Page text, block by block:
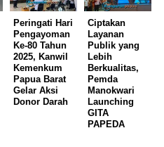
Peringati Hari
Pengayoman
Ke-80 Tahun
2025, Kanwil
Kemenkum
Papua Barat
Gelar Aksi
Donor Darah
Ciptakan
Layanan
Publik yang
Lebih
Berkualitas,
Pemda
Manokwari
Launching
GITA
PAPEDA